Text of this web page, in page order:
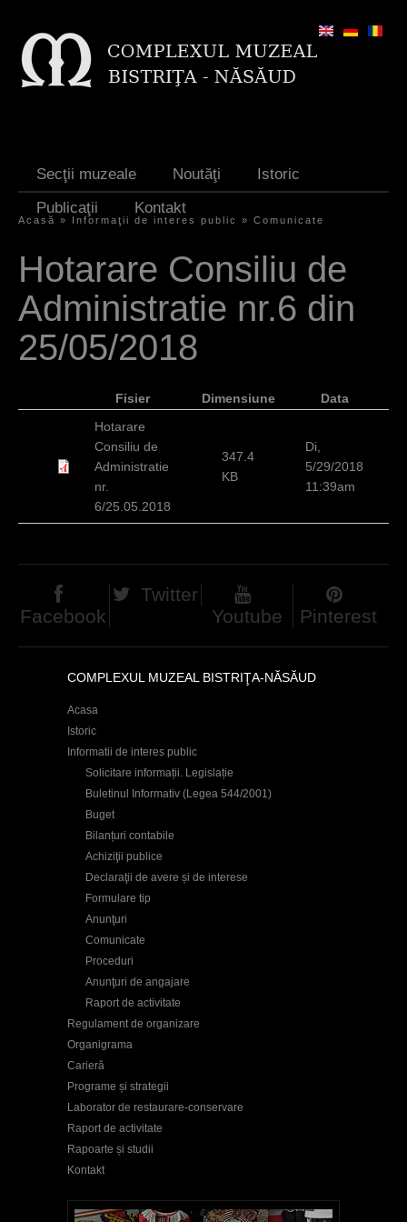
Secţii muzeale Noutăţi
Istoric
Publicaţii
Kontakt
i
e
s
i
Acasă » Informaţii de interes public » Comunicate
Hotarare Consiliu de
Administratie nr.6 din
25/05/2018
Fisier Dimensiune
Data
Hotarare
Consiliu de
Administratie
nr.
6/25.05.2018
347.4
KB
Di,
5/29/2018
11:39am
Facebook
Twitter
Youtube
Pinterest
COMPLEXUL MUZEAL BISTRIŢA-NĂSĂUD
Acasa
Istoric
Informatii de interes public
Solicitare informații. Legislație
Buletinul Informativ (Legea 544/2001)
Buget
Bilanțuri contabile
Achiziţii publice
Declaraţii de avere și de interese
Formulare tip
Anunţuri
Comunicate
Proceduri
Anunţuri de angajare
Raport de activitate
Regulament de organizare
Organigrama
Carieră
Programe și strategii
Laborator de restaurare-conservare
Raport de activitate
Rapoarte și studii
Kontakt